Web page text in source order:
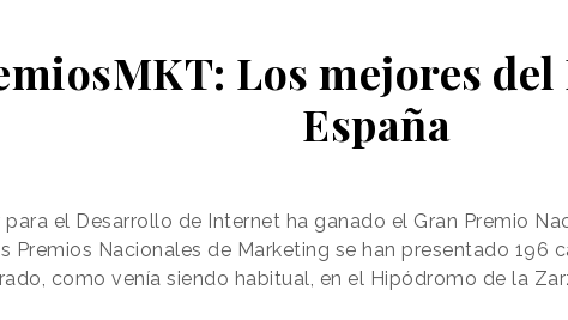
Los mejores
España
el Desarrollo de Internet ha ganado el Gran Premio
Premios Nacionales de Marketing se han presentado 196
como venía siendo habitual, en el Hipódromo de la